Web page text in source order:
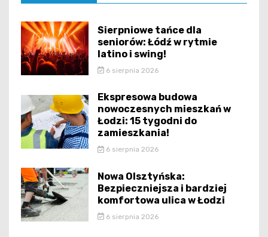
Sierpniowe tańce dla
seniorów: Łódź w rytmie
latino i swing!
6 sierpnia 2026
Ekspresowa budowa
nowoczesnych mieszkań w
Łodzi: 15 tygodni do
zamieszkania!
6 sierpnia 2026
Nowa Olsztyńska:
Bezpieczniejsza i bardziej
komfortowa ulica w Łodzi
6 sierpnia 2026